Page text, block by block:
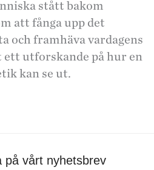
stått bakom
att fånga upp det
och framhäva vardagens
utforskande på hur en
kan se ut.
på vårt nyhetsbrev